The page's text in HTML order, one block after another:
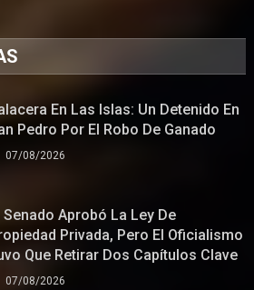
En Las Islas: Un Detenido En
Pedro Por El Robo De Ganado
07/08/2026
Senado Aprobó La Ley De
Privada, Pero El Oficialismo
Que Retirar Dos Capítulos Clave
07/08/2026